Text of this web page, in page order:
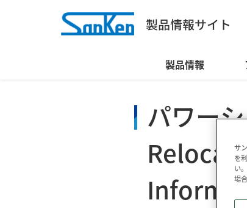
製品情報
パワー
サ
を
い
場